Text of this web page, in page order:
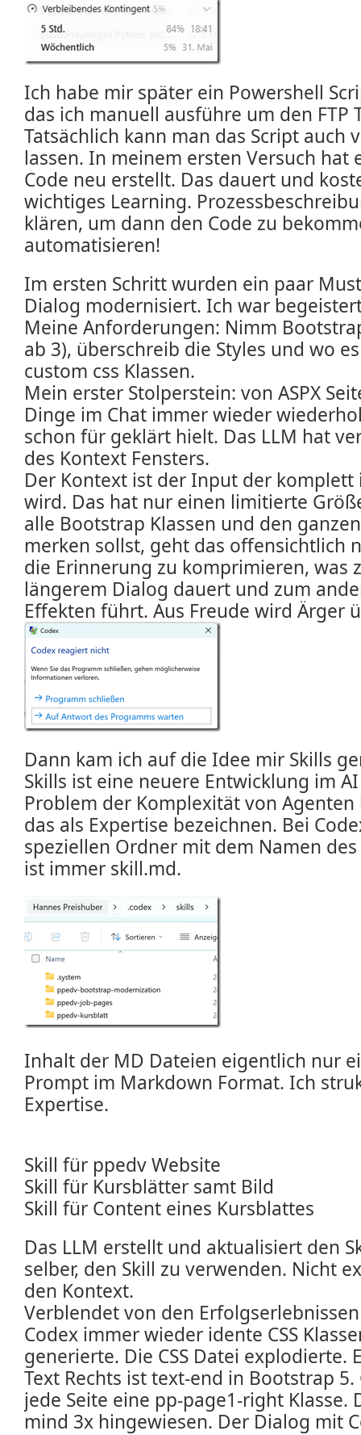
Ich habe mir später ein Powershell
das ich manuell ausführe um den FTP
Tatsächlich kann man das Script auch
lassen. In meinem ersten Versuch hat
Code neu erstellt. Das dauert und
wichtiges Learning.
klären, um dann den Code zu
automatisieren!
Im ersten Schritt wurden ein paar
Dialog modernisiert. Ich war
Meine Anforderungen: Nimm
ab 3), überschreib die Styles und wo
custom css Klassen.
Mein erster Stolperstein: von ASPX
Dinge im Chat immer wieder
schon für geklärt hielt. Das LLM hat
des Kontext Fensters.
Der Kontext ist der Input der komplett
wird. Das hat nur einen limitierte
alle Bootstrap Klassen und den
merken sollst, geht das offensichtlich
die Erinnerung zu komprimieren, was
längerem Dialog dauert und zum
Effekten führt. Aus Freude wird Ärger
Dann kam ich auf die Idee mir Skills
Skills ist eine neuere Entwicklung im
Problem der Komplexität von
das als Expertise bezeichnen. Bei
speziellen Ordner mit dem Namen
ist immer skill.md.
Inhalt der MD Dateien eigentlich nur
Prompt im Markdown Format. Ich
Expertise.
Skill für ppedv Website
Skill für Kursblätter samt Bild
Skill für Content eines Kursblattes
Das LLM erstellt und aktualisiert den
selber, den Skill zu verwenden. Nicht
den Kontext.
Verblendet von den
Codex immer wieder idente CSS
generierte. Die CSS Datei explodierte.
Text Rechts ist text-end in Bootstrap
jede Seite eine pp-page1-right Klasse.
mind 3x hingewiesen. Der Dialog mit